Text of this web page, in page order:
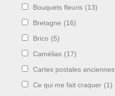
Bouquets fleuris (13)
Bretagne (16)
Brico (5)
Camélias (17)
Cartes postales anciennes
Ce qui me fait craquer (1)